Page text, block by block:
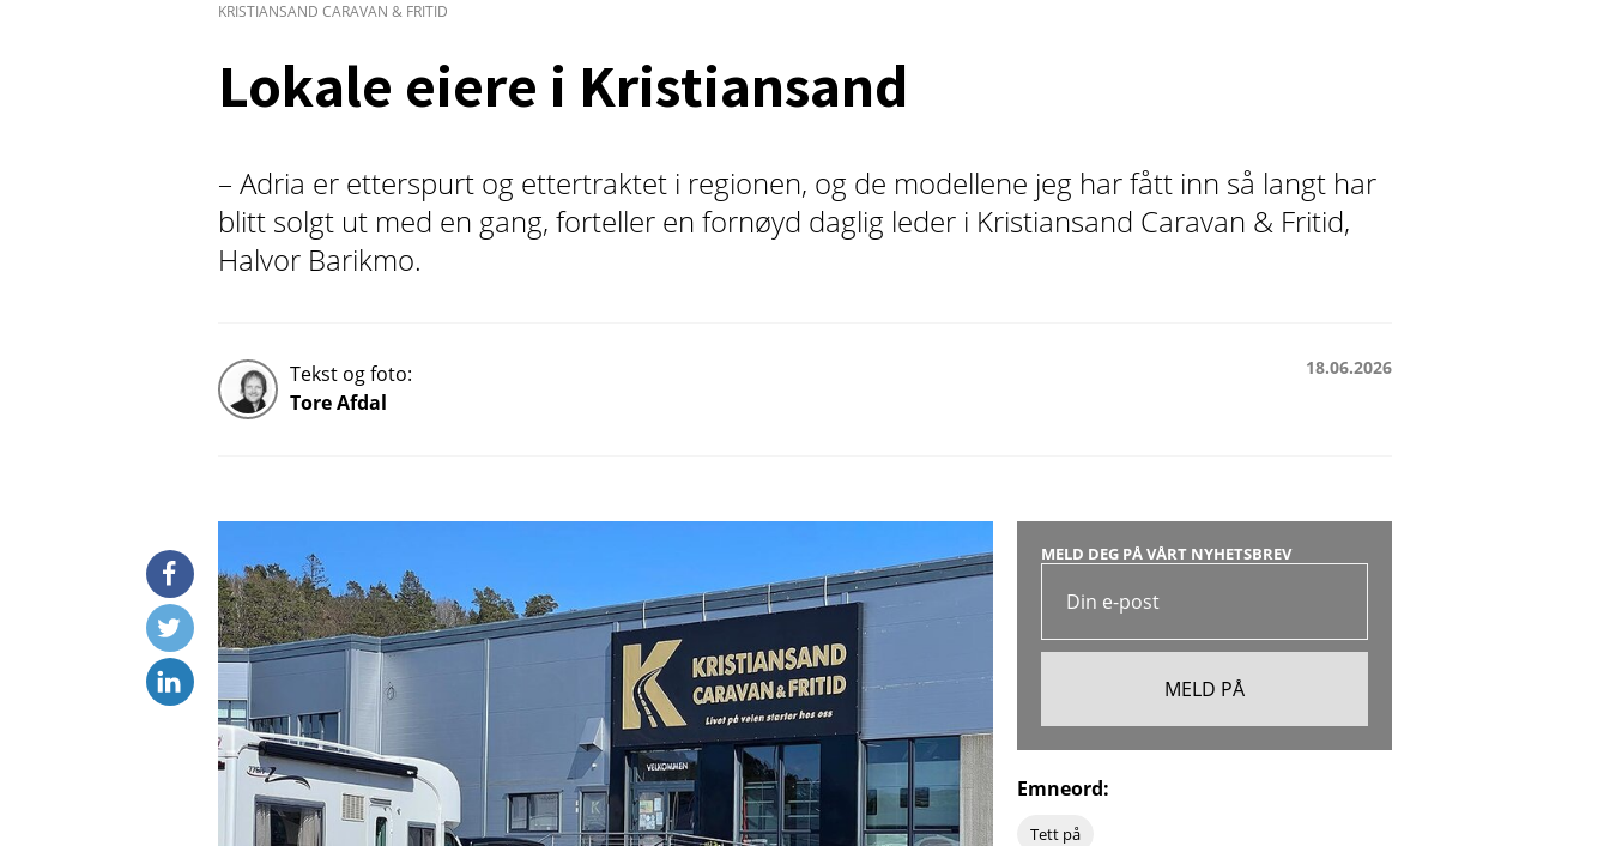
KRISTIANSAND CARAVAN & FRITID
Lokale eiere i Kristiansand
– Adria er etterspurt og ettertraktet i regionen, og de modellene jeg har fått inn så langt har
blitt solgt ut med en gang, forteller en fornøyd daglig leder i Kristiansand Caravan & Fritid,
Halvor Barikmo.
Tekst og foto:
Tore Afdal
18.06.2026
MELD DEG PÅ VÅRT NYHETSBREV
Emneord:
Tett på